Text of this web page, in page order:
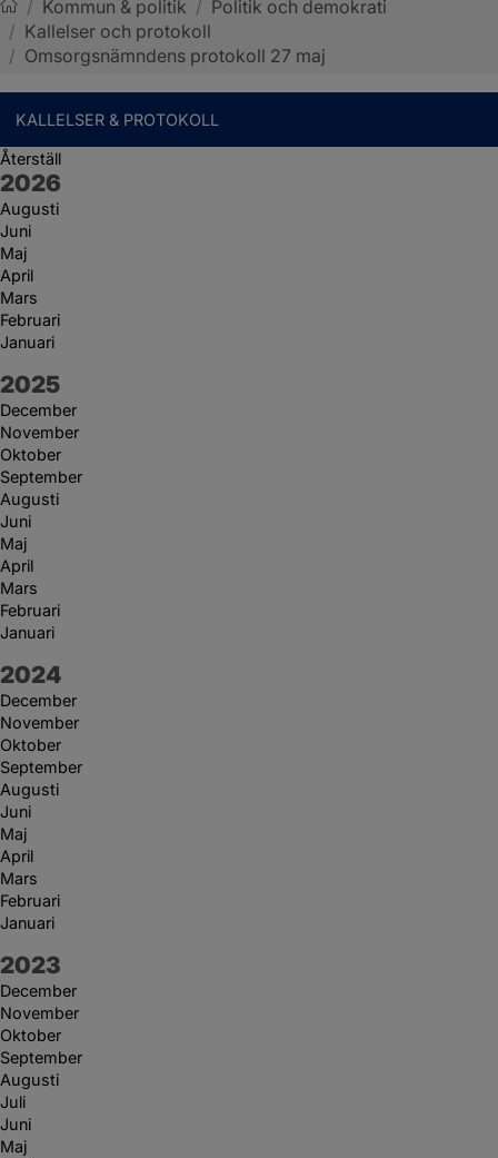
Sotenäs kommun
/ Kommun & politik / Politik och demokrati
/ Kallelser och protokoll
/ Omsorgsnämndens protokoll 27 maj
KALLELSER & PROTOKOLL
Återställ
År:
2026
Augusti
Juni
Maj
April
Mars
Februari
Januari
År:
2025
December
November
Oktober
September
Augusti
Juni
Maj
April
Mars
Februari
Januari
År:
2024
December
November
Oktober
September
Augusti
Juni
Maj
April
Mars
Februari
Januari
År:
2023
December
November
Oktober
September
Augusti
Juli
Juni
Maj